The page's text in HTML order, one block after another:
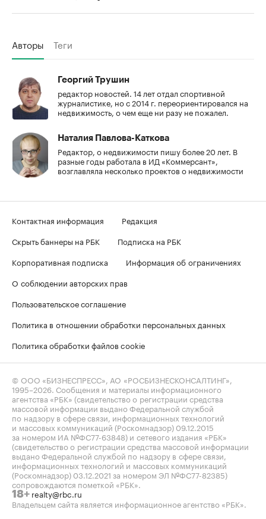
Авторы Теги
Георгий Трушин
редактор новостей. 14 лет отдал спортивной
журналистике, но с 2014 г. переориентировался на
недвижимость, о чем еще ни разу не пожалел.
Наталия Павлова-Каткова
Редактор, о недвижимости пишу более 20 лет. В
разные годы работала в ИД «Коммерсант»,
возглавляла несколько проектов о недвижимости
Контактная информация
Редакция
Скрыть баннеры на РБК
Подписка на РБК
Корпоративная подписка
Информация об ограничениях
О соблюдении авторских прав
Пользовательское соглашение
Политика в отношении обработки персональных данных
Политика обработки файлов cookie
© ООО «БИЗНЕСПРЕСС», АО «РОСБИЗНЕСКОНСАЛТИНГ»,
1995–2026. Сообщения и материалы информационного
агентства «РБК» (свидетельство о регистрации средства
массовой информации выдано Федеральной службой
по надзору в сфере связи, информационных технологий
и массовых коммуникаций (Роскомнадзор) 09.12.2015
за номером ИА №ФС77-63848) и сетевого издания «РБК»
(свидетельство о регистрации средства массовой информации
выдано Федеральной службой по надзору в сфере связи,
информационных технологий и массовых коммуникаций
(Роскомнадзор) 03.12.2021 за номером ЭЛ №ФС77-82385)
сопровождаются пометкой «РБК».
18+ realty@rbc.ru
Владельцем сайта является информационное агентство «РБК».